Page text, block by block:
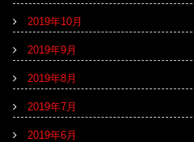
2019年10月
2019年9月
2019年8月
2019年7月
2019年6月